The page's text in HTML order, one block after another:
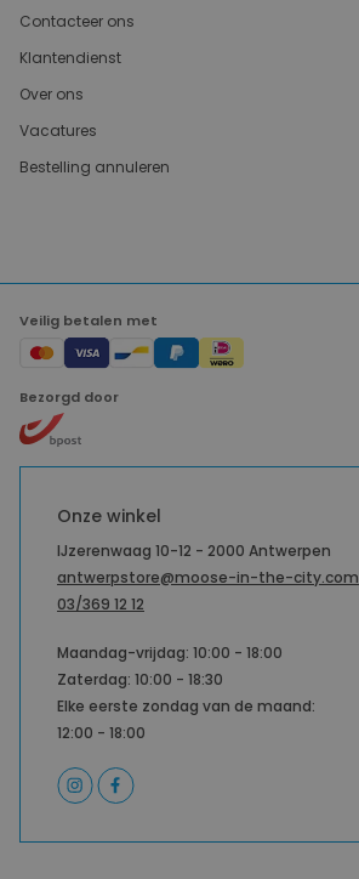
Contacteer ons
Klantendienst
Over ons
Vacatures
Bestelling annuleren
Veilig betalen met
Bezorgd door
Onze winkel
IJzerenwaag 10-12 - 2000 Antwerpen
antwerpstore@moose-in-the-city.com
03/369 12 12
Maandag-vrijdag: 10:00 - 18:00
Zaterdag: 10:00 - 18:30
Elke eerste zondag van de maand:
12:00 - 18:00